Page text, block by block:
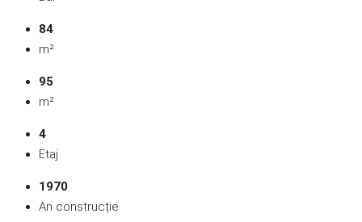
84
m²
95
m²
4
Etaj
1970
An construcție